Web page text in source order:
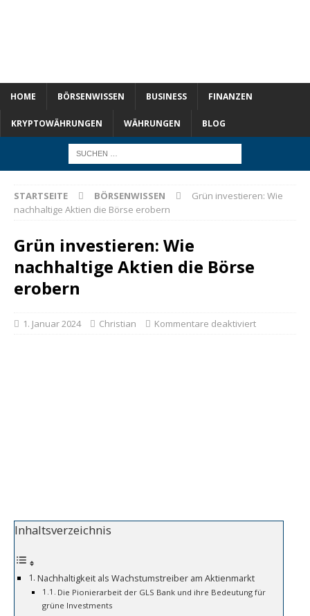
HOME BÖRSENWISSEN BUSINESS FINANZEN
KRYPTOWÄHRUNGEN WÄHRUNGEN BLOG
STARTSEITE BÖRSENWISSEN
Grün investieren: Wie
nachhaltige Aktien die Börse erobern
Grün investieren: Wie
nachhaltige Aktien die Börse
erobern
1. Januar 2024 Christian Kommentare deaktiviert
Inhaltsverzeichnis
Nachhaltigkeit als Wachstumstreiber am Aktienmarkt
Die Pionierarbeit der GLS Bank und ihre Bedeutung für
grüne Investments